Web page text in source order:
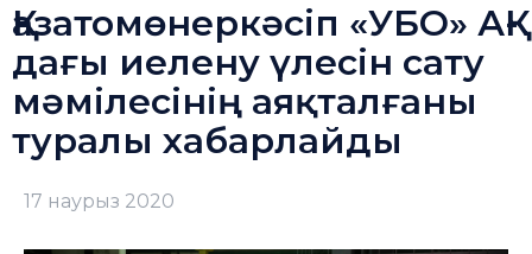
Қазатомөнеркәсіп «УБО» АҚ-
дағы иелену үлесін сату
мәмілесінің аяқталғаны
туралы хабарлайды
17 наурыз 2020